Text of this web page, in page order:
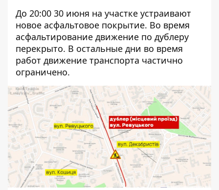
До 20:00 30 июня на участке устраивают
новое асфальтовое покрытие. Во время
асфальтирование движение по дублеру
перекрыто. В остальные дни во время
работ движение транспорта частично
ограничено.